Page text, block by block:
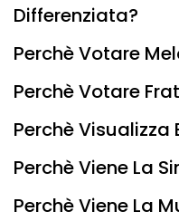
Differenziata?
Perchè Votare
Perchè Votare
Perchè Visualizza
Perchè Viene La
Perchè Viene La